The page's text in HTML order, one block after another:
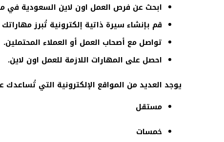
ابحث عن فرص العمل اون لاين السعودية في
قم بإنشاء سيرة ذاتية إلكترونية تُبرز
تواصل مع أصحاب العمل أو العملاء المحتملين.
احصل على المهارات اللازمة للعمل اون لاين.
يوجد العديد من المواقع الإلكترونية التي
مستقل
خمسات